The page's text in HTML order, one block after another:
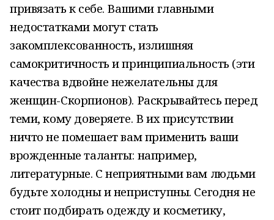
привязать к себе. Вашими главными
недостатками могут стать
закомплексованность, излишняя
самокритичность и принципиальность (эти
качества вдвойне нежелательны для
женщин-Скорпионов). Раскрывайтесь перед
теми, кому доверяете. В их присутствии
ничто не помешает вам применить ваши
врожденные таланты: например,
литературные. С неприятными вам людьми
будьте холодны и неприступны. Сегодня не
стоит подбирать одежду и косметику,